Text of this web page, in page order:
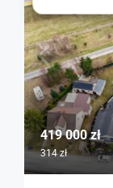
419 000 zł
314 zł